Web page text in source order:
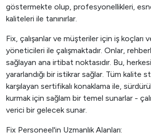
göstermekte olup, profesyonellikleri,
kaliteleri ile tanınırlar.
Fix, çalışanlar ve müşteriler için iş koçları
yöneticileri ile çalışmaktadır. Onlar,
sağlayan ana irtibat noktasıdır. Bu,
yararlandığı bir istikrar sağlar. Tüm kalite
karşılayan sertifikalı konaklama ile,
kurmak için sağlam bir temel sunarlar -
verici bir gelecek sunar.
Fix Personeel'in Uzmanlık Alanları: